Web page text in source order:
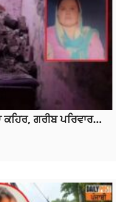
ਕਹਿਰ, ਗਰੀਬ ਪਰਿਵਾਰ...